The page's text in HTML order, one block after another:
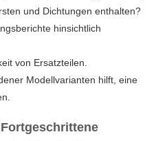
und Dichtungen enthalten?
hinsichtlich
von Ersatzteilen.
Modellvarianten hilft, eine